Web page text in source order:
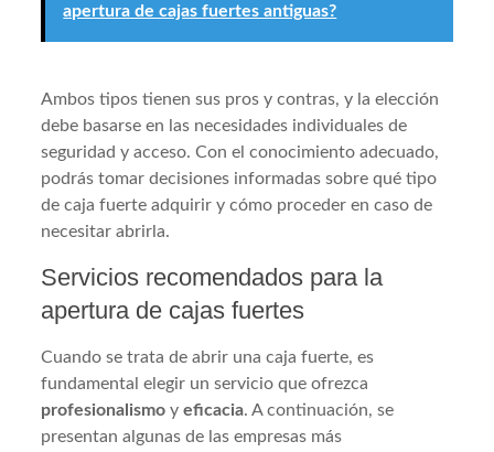
apertura de cajas fuertes antiguas?
Ambos tipos tienen sus pros y contras, y la elección
debe basarse en las necesidades individuales de
seguridad y acceso. Con el conocimiento adecuado,
podrás tomar decisiones informadas sobre qué tipo
de caja fuerte adquirir y cómo proceder en caso de
necesitar abrirla.
Servicios recomendados para la
apertura de cajas fuertes
Cuando se trata de abrir una caja fuerte, es
fundamental elegir un servicio que ofrezca
profesionalismo yeficacia. A continuación, se
presentan algunas de las empresas más